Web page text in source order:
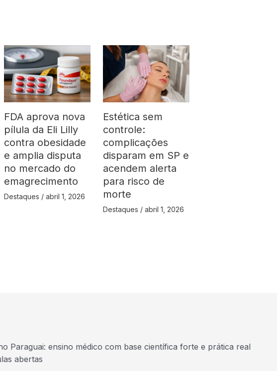
FDA aprova nova
pílula da Eli Lilly
contra obesidade
e amplia disputa
no mercado do
emagrecimento
Destaques /abril 1, 2026
Estética sem
controle:
complicações
disparam em SP e
acendem alerta
para risco de
morte
Destaques /abril 1, 2026
Paraguai: ensino médico com base científica forte e prática real
abertas